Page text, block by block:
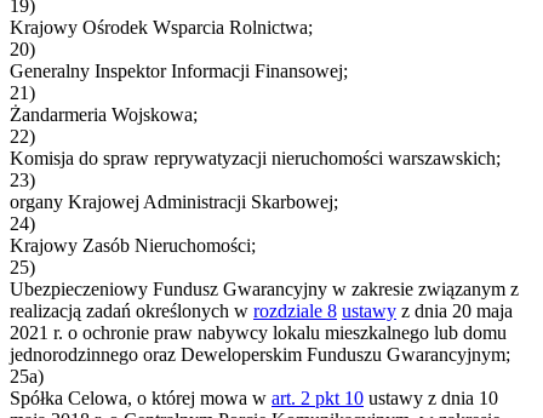
19)
Krajowy Ośrodek Wsparcia Rolnictwa;
20)
Generalny Inspektor Informacji Finansowej;
21)
Żandarmeria Wojskowa;
22)
Komisja do spraw reprywatyzacji nieruchomości warszawskich;
23)
organy Krajowej Administracji Skarbowej;
24)
Krajowy Zasób Nieruchomości;
25)
Ubezpieczeniowy Fundusz Gwarancyjny w zakresie związanym z
realizacją zadań określonych w rozdziale 8 ustawy z dnia 20 maja
2021 r. o ochronie praw nabywcy lokalu mieszkalnego lub domu
jednorodzinnego oraz Deweloperskim Funduszu Gwarancyjnym;
25a)
Spółka Celowa, o której mowa w art. 2 pkt 10 ustawy z dnia 10